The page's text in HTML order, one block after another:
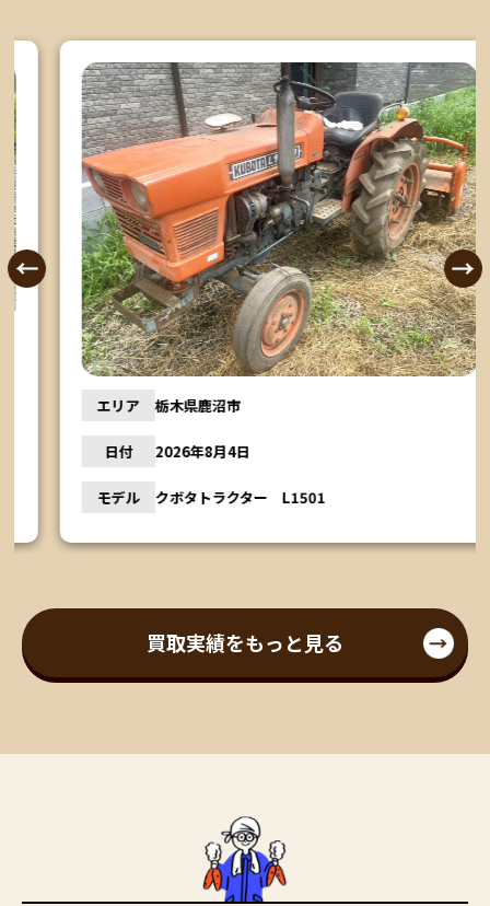
エリア 栃木県鹿沼市
2026年8月4日
モデル クボタトラクター L1501
買取実績をもっと見る